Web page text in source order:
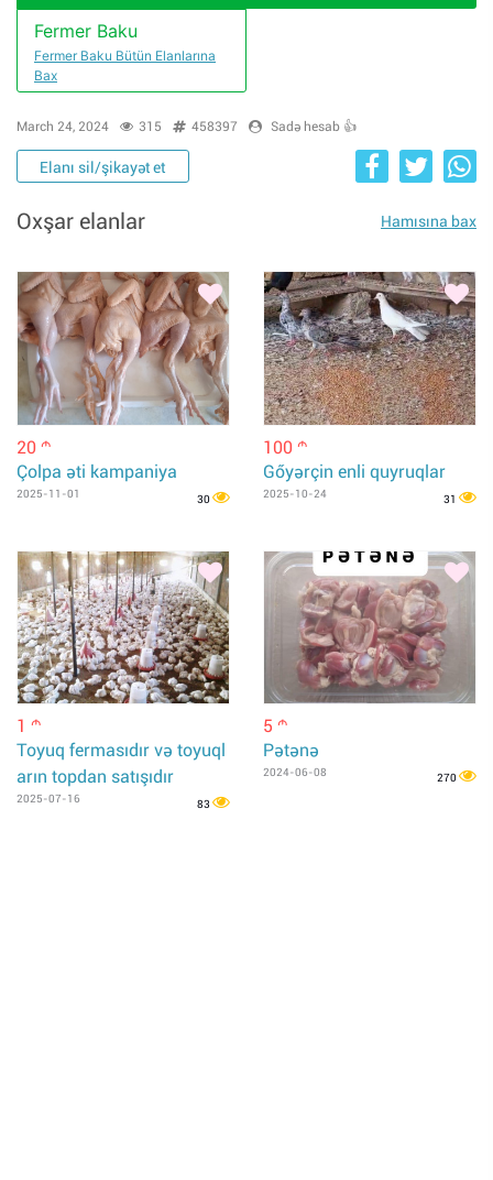
Fermer Baku
Fermer Baku Bütün Elanlarına
Bax
March 24, 2024 315 458397 Sadə hesab 👍
Elanı sil/şikayət et
Oxşar elanlar Hamısına bax
20 m
Çolpa əti kampaniya
2025-11-01 30
100 m
Gőyərçin enli quyruqlar
2025-10-24 31
1 m
Toyuq fermasıdır və toyuql
arın topdan satışıdır
2025-07-16 83
5 m
Pətənə
2024-06-08 270